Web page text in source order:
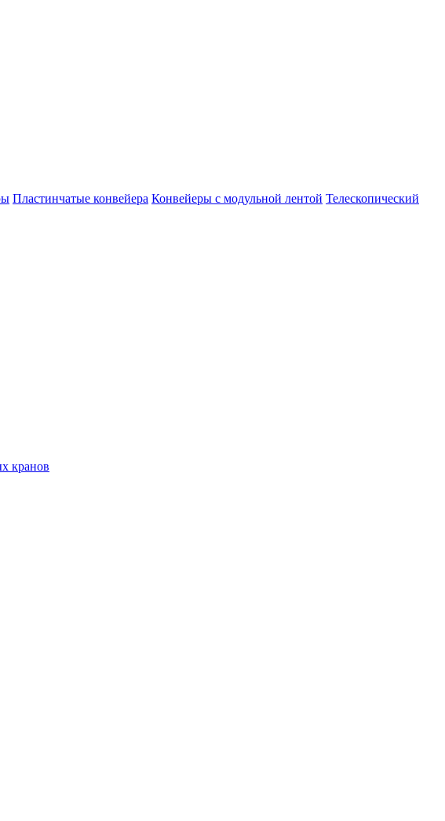
Пластинчатые конвейера Конвейеры с модульной лентой Телескопический
кранов